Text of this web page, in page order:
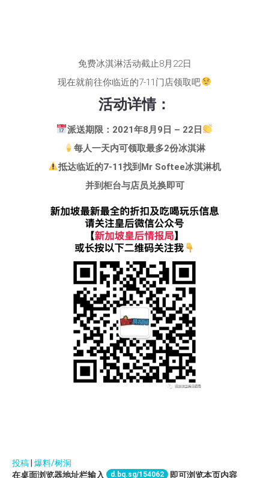
免费冰淇淋活动截止8月22日
现在就前往你临近的7-11门店领取吧
活动详情：
派送期限：2021年8月9日 – 22日
每人一天内可领取最多2份冰淇淋
抵达临近的7-11找到Mr Softee冰淇淋机
并到柜台与店员兑换即可
投稿 爆料/树洞
在桌面浏览器地址栏输入
d.bq.sg/154062 即可浏览本页内容